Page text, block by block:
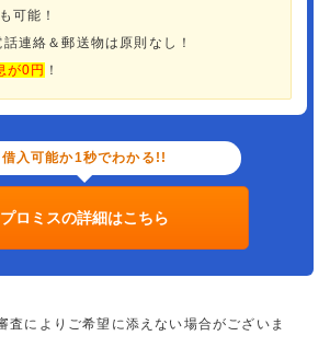
も可能！
連絡＆郵送物は原則なし！
が0円 ！
借入可能か1秒でわかる!!
プロミスの詳細はこちら
によりご希望に添えない場合がございま